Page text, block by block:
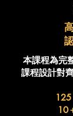
本課程為完
課程設計對
10